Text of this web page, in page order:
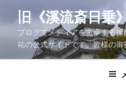
ツ
旧《溪流斎日乗
ブログでメディアを主宰する
祐の公式サイトです。皆